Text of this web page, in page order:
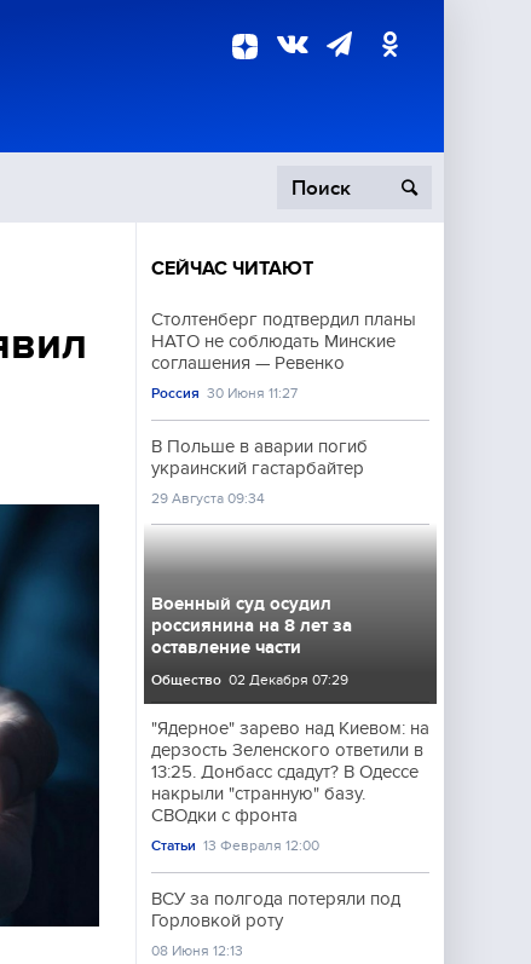
СЕЙЧАС ЧИТАЮТ
Столтенберг подтвердил планы
НАТО не соблюдать Минские
соглашения — Ревенко
Россия 30 Июня 11:27
В Польше в аварии погиб
украинский гастарбайтер
29 Августа 09:34
Военный суд осудил
россиянина на 8 лет за
оставление части
Общество 02 Декабря 07:29
"Ядерное" зарево над Киевом: на
дерзость Зеленского ответили в
13:25. Донбасс сдадут? В Одессе
накрыли "странную" базу.
СВОдки с фронта
Статьи 13 Февраля 12:00
ВСУ за полгода потеряли под
Горловкой роту
08 Июня 12:13